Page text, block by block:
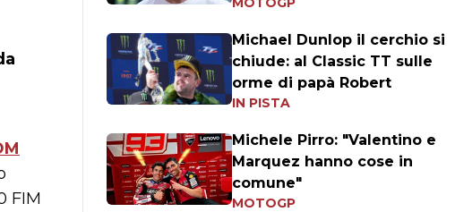
FIM
Michael Dunlop il cerchio si
chiude: al Classic TT sulle
orme di papà Robert
IN PISTA
Michele Pirro: "Valentino e
Marquez hanno cose in
comune"
MOTOGP